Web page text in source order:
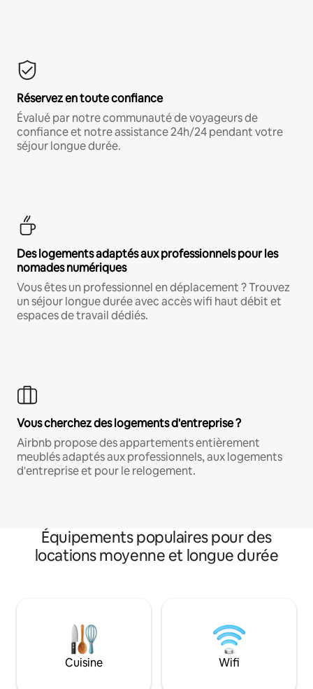
Réservez en toute confiance
Évalué par notre communauté de voyageurs de
confiance et notre assistance 24h/24 pendant votre
séjour longue durée.
Des logements adaptés aux professionnels pour les
nomades numériques
Vous êtes un professionnel en déplacement ? Trouvez
un séjour longue durée avec accès wifi haut débit et
espaces de travail dédiés.
Vous cherchez des logements d'entreprise ?
Airbnb propose des appartements entièrement
meublés adaptés aux professionnels, aux logements
d'entreprise et pour le relogement.
Équipements populaires pour des
locations moyenne et longue durée
Cuisine Wifi